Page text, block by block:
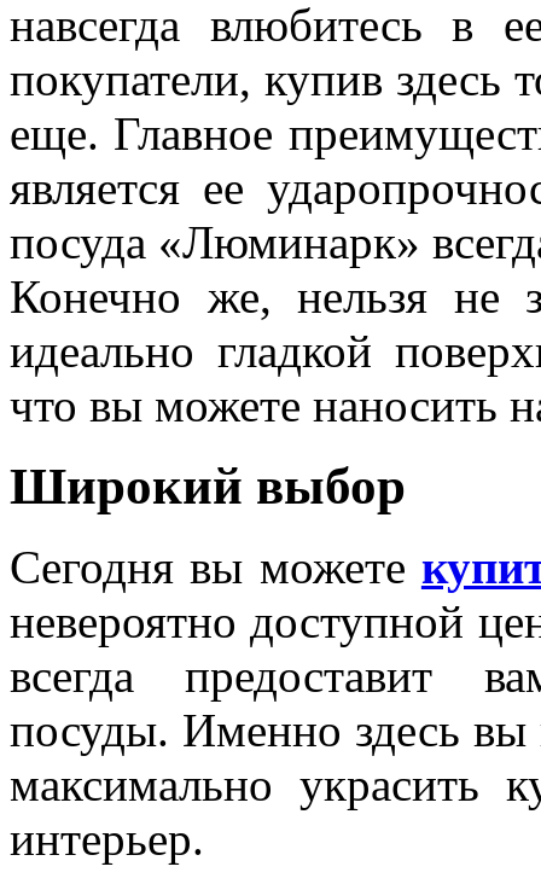
навсегда влюбитесь в
покупатели, купив здесь
еще. Главное
является ее
посуда «Люминарк»
Конечно же, нельзя не
идеально гладкой
что вы можете наносить
Широкий выбор
Сегодня вы можете
невероятно доступной
всегда предоставит
посуды. Именно здесь вы
максимально украсить
интерьер.